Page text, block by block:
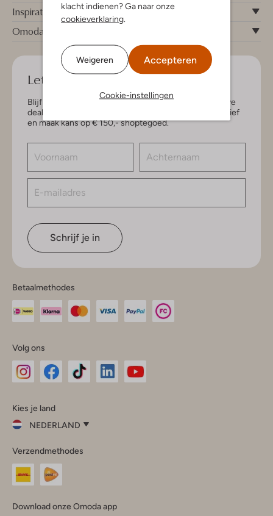
klacht indienen? Ga naar onze
cookieverklaring.
Weigeren Accepteren
Cookie-instellingen
Inspiratie
Omoda
Let's keep in touch!
Blijf op de hoogte van de nieuwste items en exclusieve
deals, speciaal voor jou. Schrijf je in voor de nieuwsbrief
en maak kans op € 150,- shoptegoed.
Schrijf je in
Betaalmethodes
Volg ons
InstagramFacebook
Kies je land
NEDERLAND
je
land
Nederland
Verzendmethodes
Download onze Omoda app